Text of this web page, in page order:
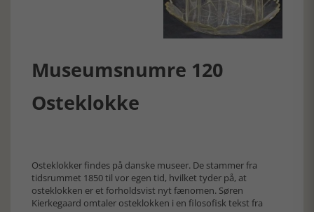
Museumsnumre 120
Osteklokke
Osteklokker findes på danske museer. De stammer fra
tidsrummet 1850 til vor egen tid, hvilket tyder på, at
osteklokken er et forholdsvist nyt fænomen. Søren
Kierkegaard omtaler osteklokken i en filosofisk tekst fra